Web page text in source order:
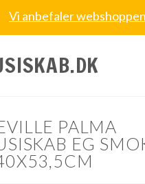
Vi anbefaler
PALMA
EG